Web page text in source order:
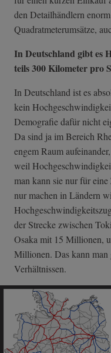
den Detailhändlern
Quadratmeterumsätze,
In Deutschland gibt es
teils 300 Kilometer pro
In Deutschland ist es
kein
Demografie dafür nicht
Da sind ja im Bereich
engem Raum
weil
man kann sie nur für
nur machen in Ländern
der Strecke zwischen
Osaka mit 15 Millionen,
Millionen. Das kann man
Verhältnissen.